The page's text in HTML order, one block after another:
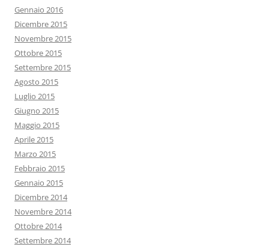
Gennaio 2016
Dicembre 2015
Novembre 2015
Ottobre 2015
Settembre 2015
Agosto 2015
Luglio 2015
Giugno 2015
Maggio 2015
Aprile 2015
Marzo 2015
Febbraio 2015
Gennaio 2015
Dicembre 2014
Novembre 2014
Ottobre 2014
Settembre 2014